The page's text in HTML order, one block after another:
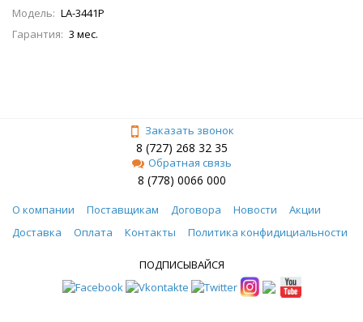
Модель: LA-3441P
Гарантия: 3 мес.
Заказать звонок
8 (727) 268 32 35
Обратная связь
8 (778) 0066 000
О компании Поставщикам Договора Новости
Акции
Доставка
Оплата Контакты Политика конфидициальности
ПОДПИСЫВАЙСЯ